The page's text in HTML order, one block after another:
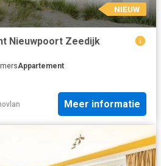
NIEUW
Nieuwpoort Zeedijk
Appartement
Meer informatie